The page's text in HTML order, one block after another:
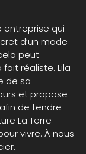
entreprise qui
d’un mode
peut
réaliste. Lila
de sa
et propose
de tendre
La Terre
vivre. À nous